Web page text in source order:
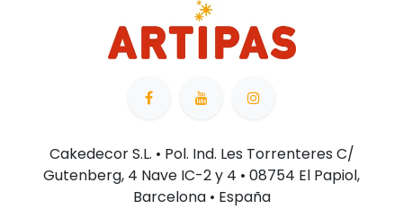
Cakedecor S.L. • Pol. Ind. Les Torrenteres C/
Gutenberg, 4 Nave IC-2 y 4 • 08754 El Papiol,
Barcelona • España